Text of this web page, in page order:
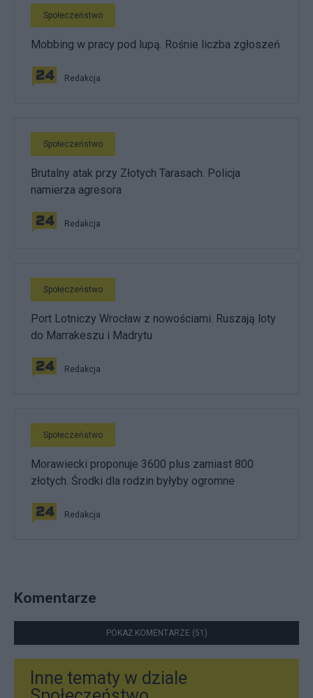
Społeczeństwo
Mobbing w pracy pod lupą. Rośnie liczba zgłoszeń
Redakcja
Społeczeństwo
Brutalny atak przy Złotych Tarasach. Policja
namierza agresora
Redakcja
Społeczeństwo
Port Lotniczy Wrocław z nowościami. Ruszają loty
do Marrakeszu i Madrytu
Redakcja
Społeczeństwo
Morawiecki proponuje 3600 plus zamiast 800
złotych. Środki dla rodzin byłyby ogromne
Redakcja
Komentarze
POKAŻ KOMENTARZE (51)
Inne tematy w dziale